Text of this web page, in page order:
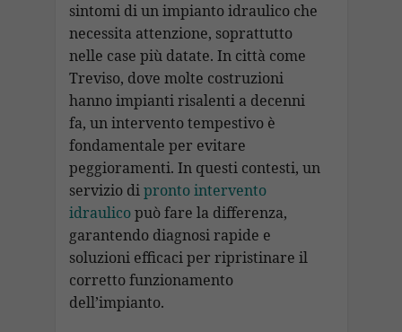
sintomi di un impianto idraulico che
necessita attenzione, soprattutto
nelle case più datate. In città come
Treviso, dove molte costruzioni
hanno impianti risalenti a decenni
fa, un intervento tempestivo è
fondamentale per evitare
peggioramenti. In questi contesti, un
servizio dipronto intervento
idraulicopuò fare la differenza,
garantendo diagnosi rapide e
soluzioni efficaci per ripristinare il
corretto funzionamento
dell’impianto.